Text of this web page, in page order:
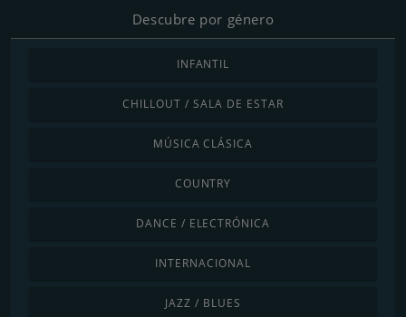
Descubre por género
INFANTIL
CHILLOUT / SALA DE ESTAR
MÚSICA CLÁSICA
COUNTRY
DANCE / ELECTRÓNICA
INTERNACIONAL
JAZZ / BLUES